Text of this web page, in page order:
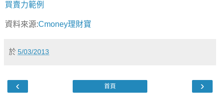
買賣力範例
資料來源:Cmoney理財寶
於 5/03/2013
‹ ›
首頁